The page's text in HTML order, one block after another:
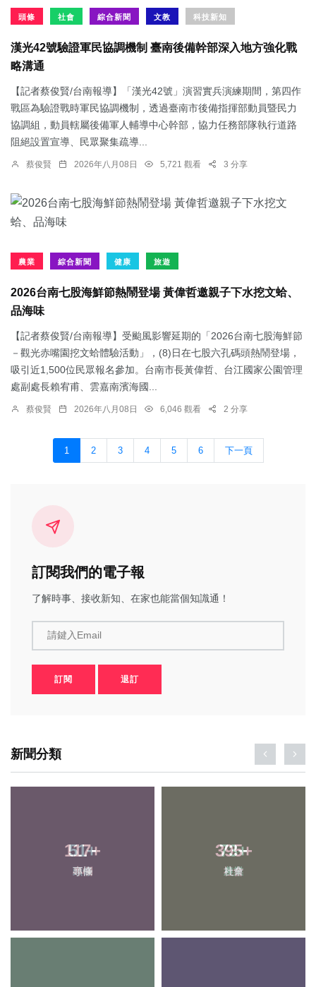
頭條 社會 綜合新聞 文教 科技新知
漢光42號驗證軍民協調機制 臺南後備幹部深入地方強化戰
略溝通
【記者蔡俊賢/台南報導】「漢光42號」演習實兵演練期間，第四作
戰區為驗證戰時軍民協調機制，透過臺南市後備指揮部動員暨民力
協調組，動員轄屬後備軍人輔導中心幹部，協力任務部隊執行道路
阻絕設置宣導、民眾聚集疏導...
蔡俊賢 2026年八月08日 5,721 觀看 3 分享
農業 綜合新聞 健康 旅遊
2026台南七股海鮮節熱鬧登場 黃偉哲邀親子下水挖文蛤、
品海味
【記者蔡俊賢/台南報導】受颱風影響延期的「2026台南七股海鮮節
－觀光赤嘴園挖文蛤體驗活動」，(8)日在七股六孔碼頭熱鬧登場，
吸引近1,500位民眾報名參加。台南市長黃偉哲、台江國家公園管理
處副處長賴宥甫、雲嘉南濱海國...
蔡俊賢 2026年八月08日 6,046 觀看 2 分享
1 2 3 4 5 6 下一頁
訂閱我們的電子報
了解時事、接收新知、在家也能當個知識通！
請鍵入Email
訂閱 退訂
新聞分類
117+
專欄
395+
社會
51+
頭條
73+
農業